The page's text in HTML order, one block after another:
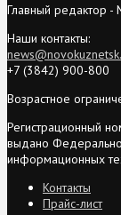
Главный редактор -
Наши контакты:
+7 (3842) 900-800
Возрастное
Регистрационный
выдано
информационных
Контакты
Прайс-лист